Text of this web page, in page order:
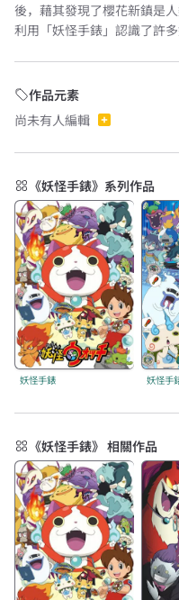
後，藉其發現了櫻花新鎮是
利用「妖怪手錶」認識了許
作品元素
尚未有人編輯
《妖怪手錶》系列作品
妖怪手錶 妖怪手
《妖怪手錶》 相關作品